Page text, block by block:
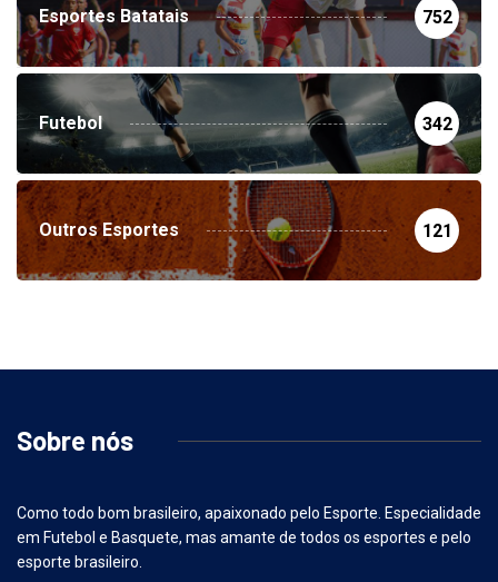
Esportes Batatais 752
Futebol 342
Outros Esportes 121
Sobre nós
Como todo bom brasileiro, apaixonado pelo Esporte. Especialidade
em Futebol e Basquete, mas amante de todos os esportes e pelo
esporte brasileiro.